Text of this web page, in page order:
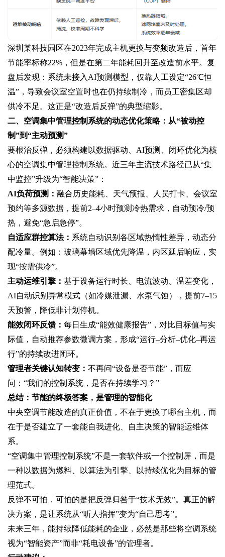
深圳某科技园区在2023年完成主机更换与变频改造后，首年
节能率标称22%，但是在第二年能耗回升至改造前水平。复
盘后发现：‌系统未接入AI预测模型，仅靠人工设定“26℃恒
温”‌，导致会议室空置时也在仍持续制冷，而员工密集区却
供冷不足。这正是“改造后反弹”的典型缩影。
二、空调集中管理控制系统的动态优化策略：从“被动控
制”到“主动预测”
要根治反弹，必须构建以‌数据驱动、AI预测、闭环优化‌为核
心的空调集中管理控制系统。近三年主流技术路径已从“集
中监控”升级为“智能决策”：
AI负荷预测‌： 融合历史能耗、天气预报、人员打卡、会议室
预约等多源数据，提前2–4小时预测冷热需求，自动预冷/预
热，避免“急启急停”。
自适应群控算法‌： 系统自动识别各区域热惰性差异，动态分
配冷量。例如：玻璃幕墙区域优先降温，内区延后响应，实
现“按需供冷”。
主动运维引擎‌： 基于设备运行时长、电流波动、温差变化，
AI自动识别异常模式（如冷媒泄漏、水泵气蚀），提前7–15
天预警，降低非计划停机。
能效闭环反馈‌： 每日生成“能效健康报告”，对比目标值与实
际值，自动推荐参数微调方案，形成“运行–分析–优化–再运
行”的持续改进闭环。
管理者关键认知转变‌： 不再问“设备是否节能”，而应
问：“‌我们的控制系统，是否在持续学习？‌”
总结：节能的终极答案，是管理的智能化
中央空调节能改造的真正价值，不在于更换了哪台主机，而
在于是否建立了一套‌能自我进化、自主决策的智能运维体
系‌。
“空调集中管理控制系统”不是一套软件或一个控制屏，而是
一种‌以数据为燃料、以算法为引擎、以持续优化为目标的管
理范式‌。
反弹不可怕，可怕的是把反弹归咎于“技术无效”。真正的解
决方案，是让系统从“听人指挥”变为“自己思考”。
未来三年，能持续降低能耗的企业，必然是那些‌将空调系统
视为“智能资产”而非“耗电设备”‌的管理者。